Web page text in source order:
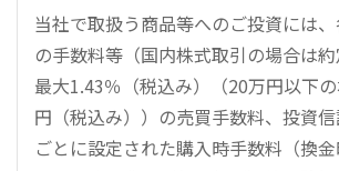
当社で取扱う商品等へのご投資には
の手数料等（国内株式取引の場合は
最大1.43％（税込み）（20万円以下
円（税込み））の売買手数料、投資
ごとに設定された購入時手数料（換